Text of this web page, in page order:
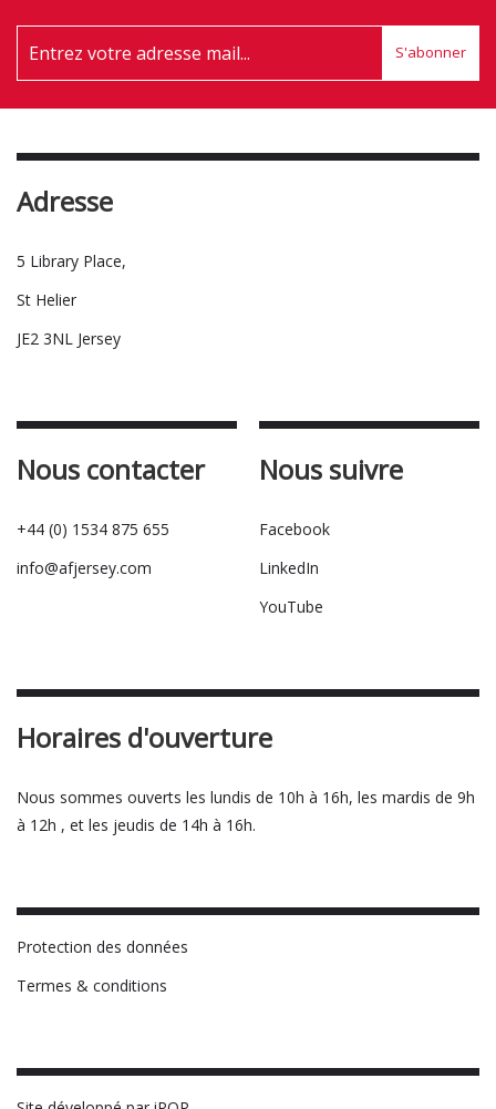
S'abonner
Adresse
5 Library Place,
St Helier
JE2 3NL Jersey
Nous contacter
+44 (0) 1534 875 655
info@afjersey.com
Nous suivre
Facebook
LinkedIn
YouTube
Horaires d'ouverture
Nous sommes ouverts les lundis de 10h à 16h, les mardis de 9h
à 12h , et les jeudis de 14h à 16h.
Protection des données
Termes & conditions